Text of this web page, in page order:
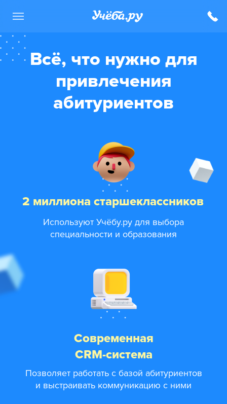
Всё, что нужно для
привлечения
абитуриентов
2 миллиона старшеклассников
Используют Учёбу.ру для выбора
специальности и образования
Современная
CRM-система
Позволяет работать с базой абитуриентов
и выстраивать коммуникацию с ними